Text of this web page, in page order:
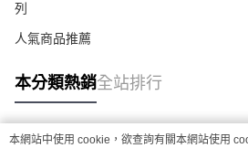
列
人氣商品推薦
本分類熱銷全站排行
本網站中使用 cookie，欲查詢有關本網站使用